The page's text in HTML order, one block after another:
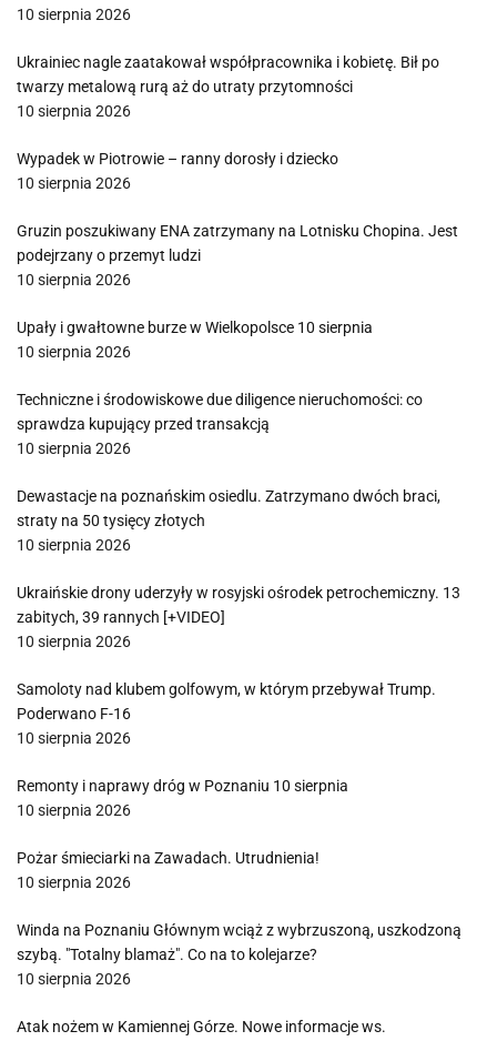
10 sierpnia 2026
Ukrainiec nagle zaatakował współpracownika i kobietę. Bił po
twarzy metalową rurą aż do utraty przytomności
10 sierpnia 2026
Wypadek w Piotrowie – ranny dorosły i dziecko
10 sierpnia 2026
Gruzin poszukiwany ENA zatrzymany na Lotnisku Chopina. Jest
podejrzany o przemyt ludzi
10 sierpnia 2026
Upały i gwałtowne burze w Wielkopolsce 10 sierpnia
10 sierpnia 2026
Techniczne i środowiskowe due diligence nieruchomości: co
sprawdza kupujący przed transakcją
10 sierpnia 2026
Dewastacje na poznańskim osiedlu. Zatrzymano dwóch braci,
straty na 50 tysięcy złotych
10 sierpnia 2026
Ukraińskie drony uderzyły w rosyjski ośrodek petrochemiczny. 13
zabitych, 39 rannych [+VIDEO]
10 sierpnia 2026
Samoloty nad klubem golfowym, w którym przebywał Trump.
Poderwano F-16
10 sierpnia 2026
Remonty i naprawy dróg w Poznaniu 10 sierpnia
10 sierpnia 2026
Pożar śmieciarki na Zawadach. Utrudnienia!
10 sierpnia 2026
Winda na Poznaniu Głównym wciąż z wybrzuszoną, uszkodzoną
szybą. "Totalny blamaż". Co na to kolejarze?
10 sierpnia 2026
Atak nożem w Kamiennej Górze. Nowe informacje ws.